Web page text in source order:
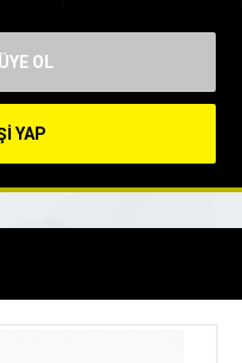
OL
YAP